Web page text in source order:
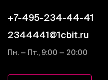
+7-495-234-44-41
2344441@1cbit.ru
Пн. — Пт., 9:00 — 20:00